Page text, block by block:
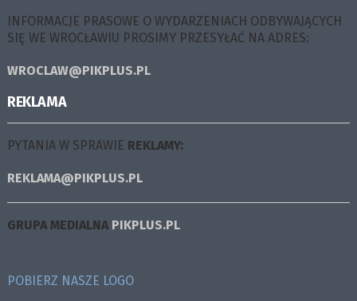
INFORMACJE PRASOWE O WYDARZENIACH ODBYWAJĄCYCH
SIĘ WE WROCŁAWIU PROSIMY PRZESYŁAĆ NA ADRES:
WROCLAW@PIKPLUS.PL
REKLAMA
PYTANIA W SPRAWIE REKLAMY:
REKLAMA@PIKPLUS.PL
GRUPA MEDIALNA PIKPLUS.PL
POBIERZ NASZE LOGO